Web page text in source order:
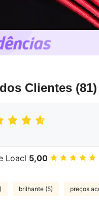
Clientes (81)
Loacl 5,00
brilhante (5) preços